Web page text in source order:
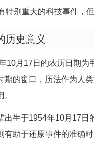
特别重大的科技事件，
历史意义
10月17日的农历日期为
期的窗口，历法作为人
出生于1954年10月17
有助于还原事件的准确